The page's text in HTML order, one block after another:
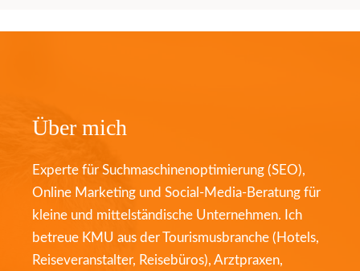
Über mich
Experte für Suchmaschinenoptimierung (SEO),
Online Marketing und Social-Media-Beratung für
kleine und mittelständische Unternehmen. Ich
betreue KMU aus der Tourismusbranche (Hotels,
Reiseveranstalter, Reisebüros), Arztpraxen,